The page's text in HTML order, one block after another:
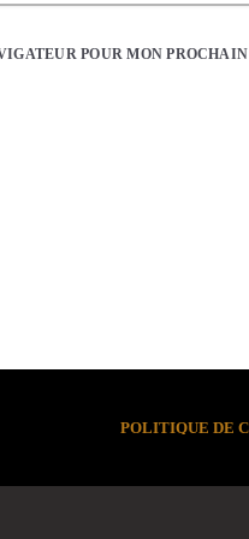
POUR MON PROCHAIN